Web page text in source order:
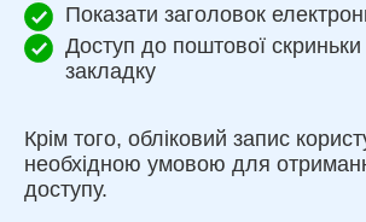
Показати заголовок
Доступ до поштової скриньки
закладку
Крім того, обліковий запис
необхідною умовою для
доступу.